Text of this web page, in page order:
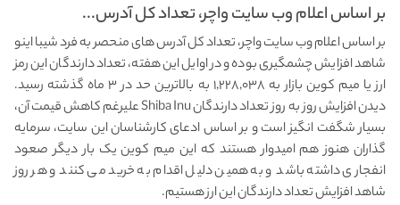
بر اساس اعلام وب سایت واچر، تعداد کل آدرس...
بر اساس اعلام وب سایت واچر، تعداد کل آدرس های منحصر به فرد شیبا اینو
شاهد افزایش چشمگیری بوده و در اوایل این هفته، تعداد دارندگان این رمز
ارز یا میم کوین بازار به ۱,۲۲۸,۰۳۸ به بالاترین حد در ۳ ماه گذشته رسید.
دیدن افزایش روز به روز تعداد دارندگان Shiba Inu علیرغم کاهش قیمت آن،
بسیار شگفت انگیز است و بر اساس ادعای کارشناسان این سایت، سرمایه
گذاران هنوز هم امیدوار هستند که این میم کوین یک بار دیگر صعود
انفجاری داشته باشد و به همین دلیل اقدام به خرید می کنند و هر روز
شاهد افزایش تعداد دارندگان این ارز هستیم.